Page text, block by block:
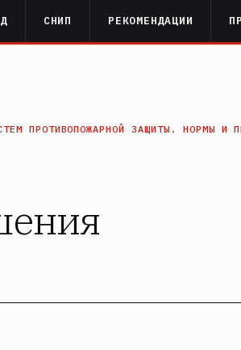
СНИП РЕКОМЕНДАЦИИ
ПРОТИВОПОЖАРНОЙ ЗАЩИТЫ. НОРМЫ И